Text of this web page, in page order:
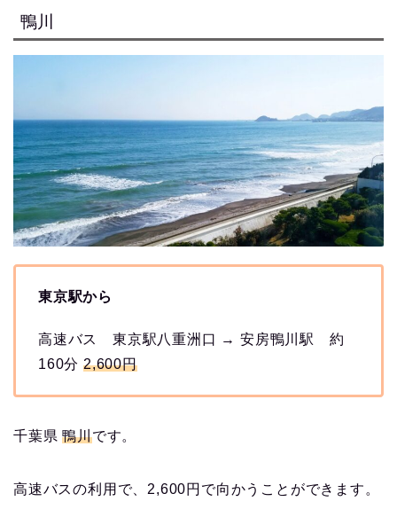
鴨川
東京駅から
高速バス 東京駅八重洲口 → 安房鴨川駅 約
160分 2,600円
千葉県鴨川です。
高速バスの利用で、2,600円で向かうことができます。